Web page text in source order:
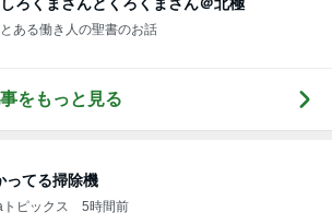
とある働き人の聖書のお話
をもっと見る
ってる掃除機
ピックス 5時間前